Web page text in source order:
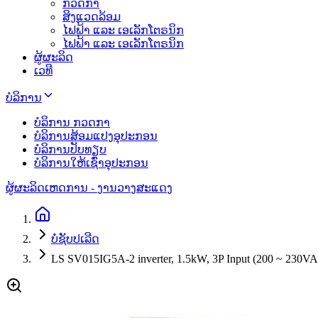
ກວດກາ
ສິງແວດລ້ອມ
ໄຟຟ້າ ແລະ ເອເລັກໂຕຣນິກ
ໄຟຟ້າ ແລະ ເອເລັກໂຕຣນິກ
ຜູ້ຜະລິດ
ເວທີ
ບໍລິການ
ບໍລິການ ກວດກາ
ບໍລິການສ້ອມແປງອຸປະກອນ
ບໍລິການປັບທຽບ
ບໍລິການໃຫ້ເຊົ່າອຸປະກອນ
ຜູ້ຜະລິດເຫດການ - ງານວາງສະແດງ
ບໍ່ຊັບປເລີດ
LS SV015IG5A-2 inverter, 1.5kW, 3P Input (200 ~